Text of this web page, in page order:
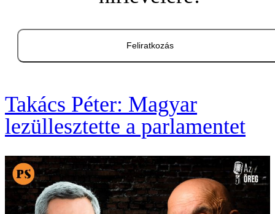
Feliratkozás
Takács Péter: Magyar
lezüllesztette a parlamentet